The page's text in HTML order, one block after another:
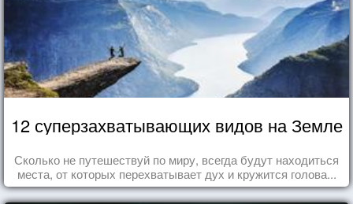
12 суперзахватывающих видов на Земле
Сколько не путешествуй по миру, всегда будут находиться
места, от которых перехватывает дух и кружится голова...